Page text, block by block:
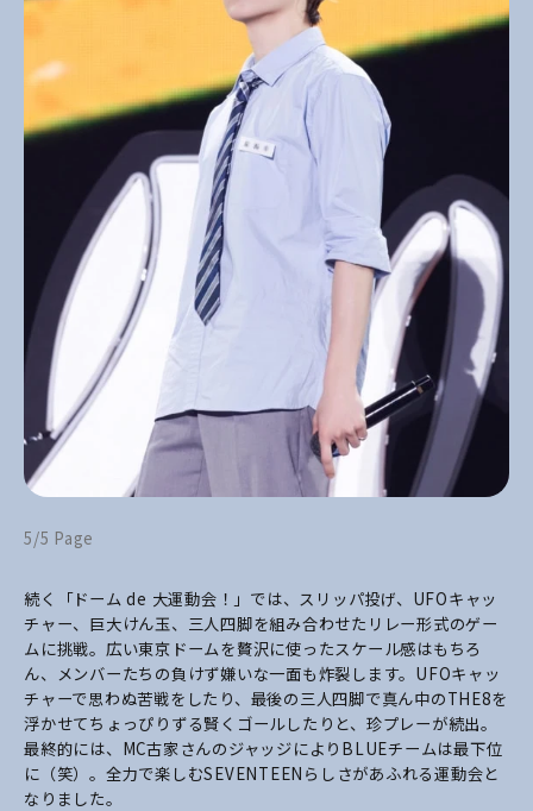
5/5 Page
続く「ドーム de 大運動会！」では、スリッパ投げ、UFOキャッ
チャー、巨大けん玉、三人四脚を組み合わせたリレー形式のゲー
ムに挑戦。広い東京ドームを贅沢に使ったスケール感はもちろ
ん、メンバーたちの負けず嫌いな一面も炸裂します。UFOキャッ
チャーで思わぬ苦戦をしたり、最後の三人四脚で真ん中のTHE8を
浮かせてちょっぴりずる賢くゴールしたりと、珍プレーが続出。
最終的には、MC古家さんのジャッジによりBLUEチームは最下位
に（笑）。全力で楽しむSEVENTEENらしさがあふれる運動会と
なりました。